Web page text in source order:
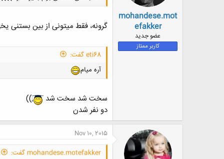
mohandese.mot
efakker
عضو جدید
کاربر ممتاز
گرونه، فقط میتونی از بین بستنی
eti68 گفت:
آره میام
سخت شد سخت شد
))
دو نفر شدن
Nov 10, 2015
mohandese.motefakker گفت: